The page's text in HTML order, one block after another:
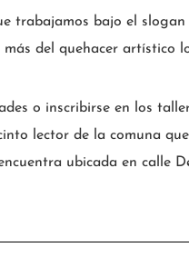
trabajamos bajo el
del quehacer artístico
o inscribirse en los
lector de la comuna
ubicada en calle